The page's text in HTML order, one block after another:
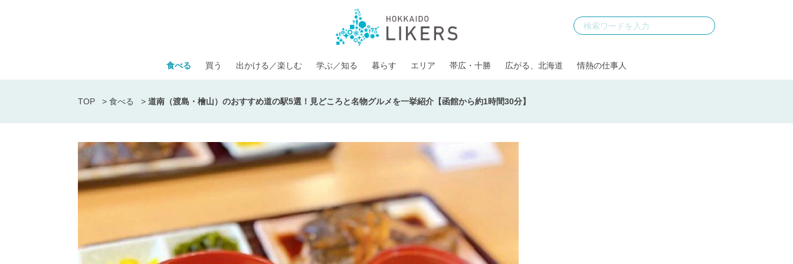
食べる 買う 出かける／楽しむ 学ぶ／知る 暮らす エリア 帯広・十勝 広がる、北海道 情熱の仕事人
TOP > 食べる > 道南（渡島・檜山）のおすすめ道の駅5選！見どころと名物グルメを一挙紹介【函館から約1時間30分】